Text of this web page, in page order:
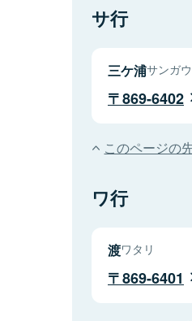
サ行
三ケ浦サンガ
869-6402
このページの
ワ行
渡ワタリ
869-6401